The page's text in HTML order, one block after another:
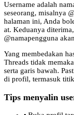
Username adalah
seseorang, misalnya
halaman ini, Anda
at. Keduanya
@namapengguna
Yang membedakan
Threads tidak
serta garis bawah.
di profil, termasuk
Tips menyalin